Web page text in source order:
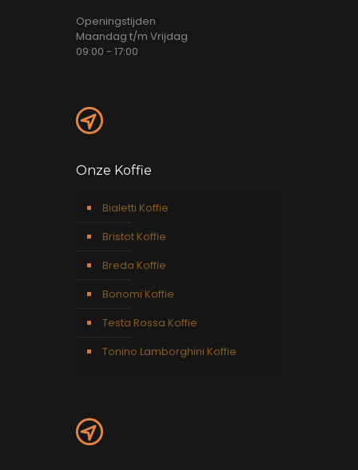
Openingstijden
Maandag t/m Vrijdag
09:00 - 17:00
Onze Koffie
Bialetti Koffie
Bristot Koffie
Breda Koffie
Bonomi Koffie
Testa Rossa Koffie
Tonino Lamborghini Koffie